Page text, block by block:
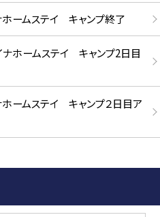
ホームステイ キャンプ終了
ナホームステイ キャンプ2日目
ホームステイ キャンプ２日目ア